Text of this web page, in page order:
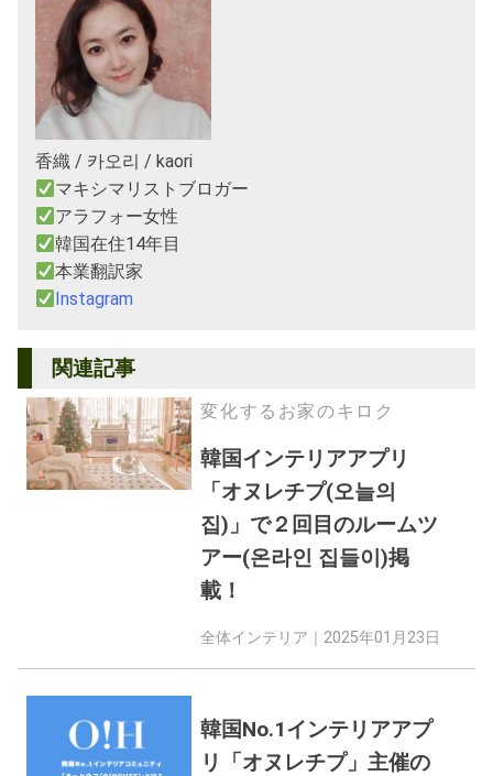
香織 / 카오리 / kaori
マキシマリストブロガー
アラフォー女性
韓国在住14年目
本業翻訳家
Instagram
関連記事
変化するお家のキロク
韓国インテリアアプリ
「オヌレチプ(오늘의
집)」で２回目のルームツ
アー(온라인 집들이)掲
載！
全体インテリア｜2025年01月23日
韓国No.1インテリアアプ
リ「オヌレチプ」主催の